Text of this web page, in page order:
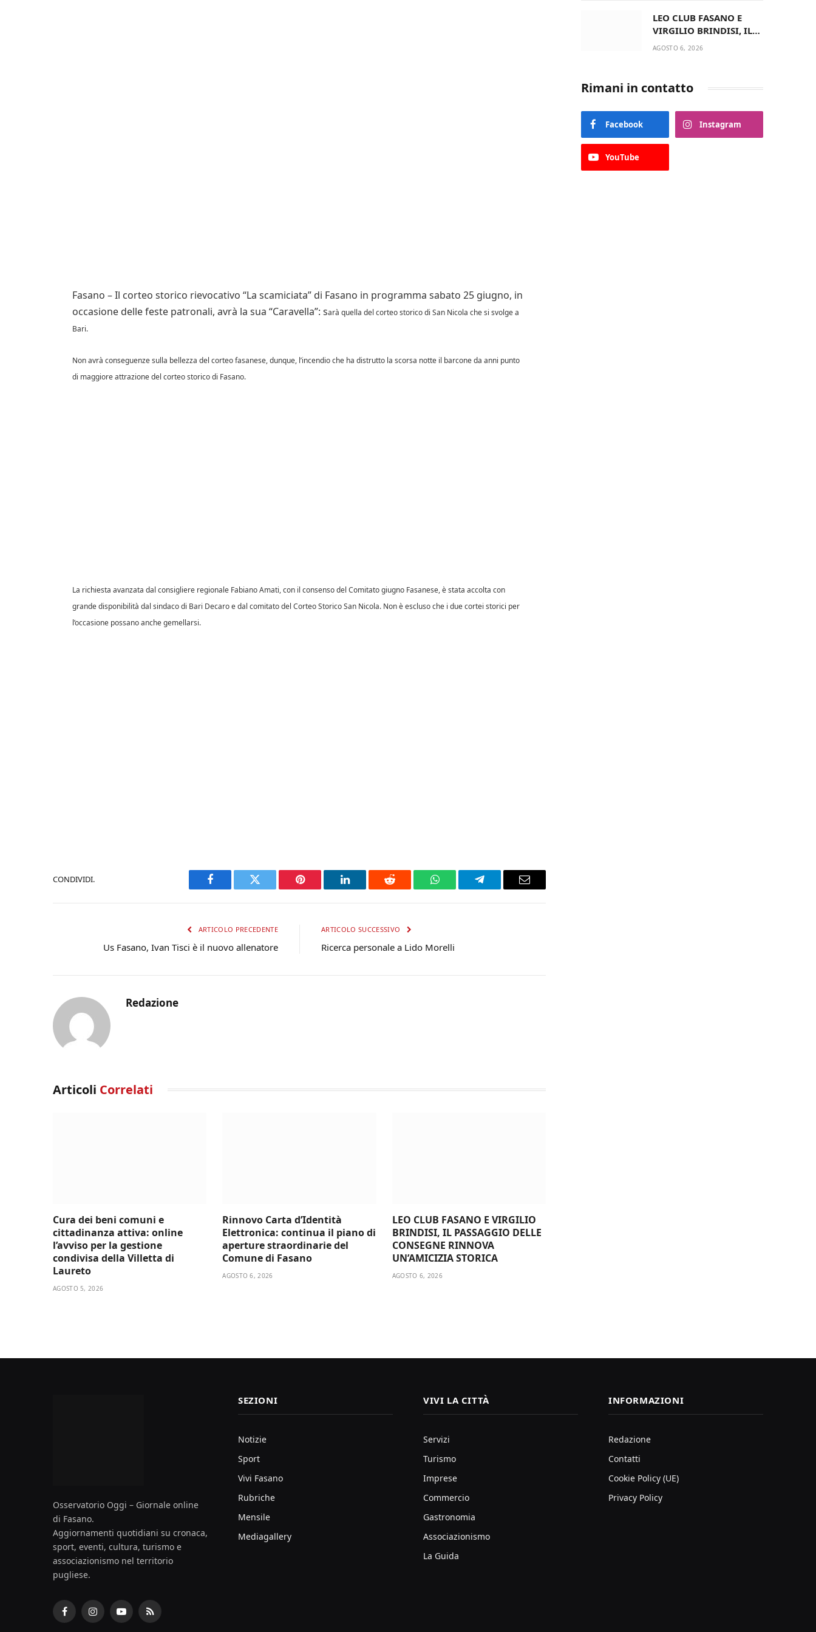
Fasano – Il corteo storico rievocativo “La scamiciata” di Fasano in programma sabato 25 giugno, in
occasione delle feste patronali, avrà la sua “Caravella”: sarà quella del corteo storico di San Nicola che si svolge a
Bari.
Non avrà conseguenze sulla bellezza del corteo fasanese, dunque, l’incendio che ha distrutto la scorsa notte il barcone da anni punto
di maggiore attrazione del corteo storico di Fasano.
La richiesta avanzata dal consigliere regionale Fabiano Amati, con il consenso del Comitato giugno Fasanese, è stata accolta con
grande disponibilità dal sindaco di Bari Decaro e dal comitato del Corteo Storico San Nicola. Non è escluso che i due cortei storici per
l’occasione possano anche gemellarsi.
CONDIVIDI.
Facebook Twitter Pinterest LinkedIn Reddit WhatsAppTelegram Email
ARTICOLO PRECEDENTE
Us Fasano, Ivan Tisci è il nuovo allenatore
ARTICOLO SUCCESSIVO
Ricerca personale a Lido Morelli
Redazione
Articoli Correlati
Cura dei beni comuni e
cittadinanza attiva: online
l’avviso per la gestione
condivisa della Villetta di
Laureto
AGOSTO 5, 2026
Rinnovo Carta d’Identità
Elettronica: continua il piano di
aperture straordinarie del
Comune di Fasano
AGOSTO 6, 2026
LEO CLUB FASANO E VIRGILIO
BRINDISI, IL PASSAGGIO DELLE
CONSEGNE RINNOVA
UN’AMICIZIA STORICA
AGOSTO 6, 2026
LEO CLUB FASANO E
VIRGILIO BRINDISI, IL
PASSAGGIO DELLE
AGOSTO 6, 2026
Rimani in contatto
Facebook Instagram
YouTube
Osservatorio Oggi – Giornale online
di Fasano.
Aggiornamenti quotidiani su cronaca,
sport, eventi, cultura, turismo e
associazionismo nel territorio
pugliese.
FacebookInstagramYouTubeRSS
SEZIONI
Notizie
Sport
Vivi Fasano
Rubriche
Mensile
Mediagallery
VIVI LA CITTÀ
Servizi
Turismo
Imprese
Commercio
Gastronomia
Associazionismo
La Guida
INFORMAZIONI
Redazione
Contatti
Cookie Policy (UE)
Privacy Policy